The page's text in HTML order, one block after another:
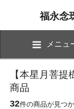
福永念
メニュ
【本星月菩
商品
32件の商品が見つ